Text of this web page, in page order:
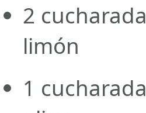
2 cucharada
limón
1 cucharada